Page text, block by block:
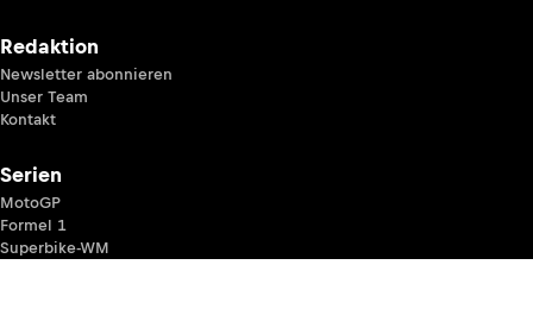
Redaktion
Newsletter abonnieren
Unser Team
Kontakt
Serien
MotoGP
Formel 1
Superbike-WM